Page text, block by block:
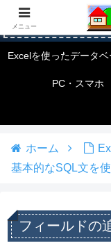
Excelを使ったデータ
PC・スマホ
ホーム
基本的なSQL文を
フィールドの
メニュー